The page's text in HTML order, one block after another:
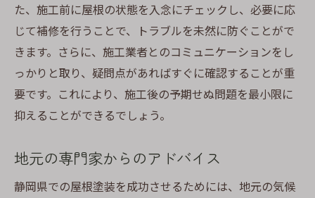
た、施工前に屋根の状態を入念にチェックし、必要に応
じて補修を行うことで、トラブルを未然に防ぐことがで
きます。さらに、施工業者とのコミュニケーションをし
っかりと取り、疑問点があればすぐに確認することが重
要です。これにより、施工後の予期せぬ問題を最小限に
抑えることができるでしょう。
地元の専門家からのアドバイス
静岡県での屋根塗装を成功させるためには、地元の気候